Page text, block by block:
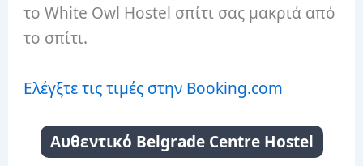
το White Owl Hostel σπίτι σας μακριά από
το σπίτι.
Ελέγξτε τις τιμές στην Booking.com
Αυθεντικό Belgrade Centre Hostel